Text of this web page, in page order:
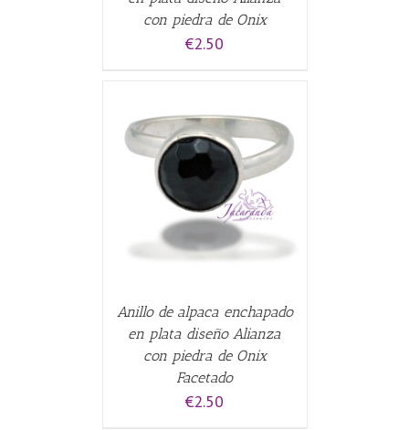
con piedra de Onix
€2.50
Anillo de alpaca enchapado
en plata diseño Alianza
con piedra de Onix
Facetado
€2.50